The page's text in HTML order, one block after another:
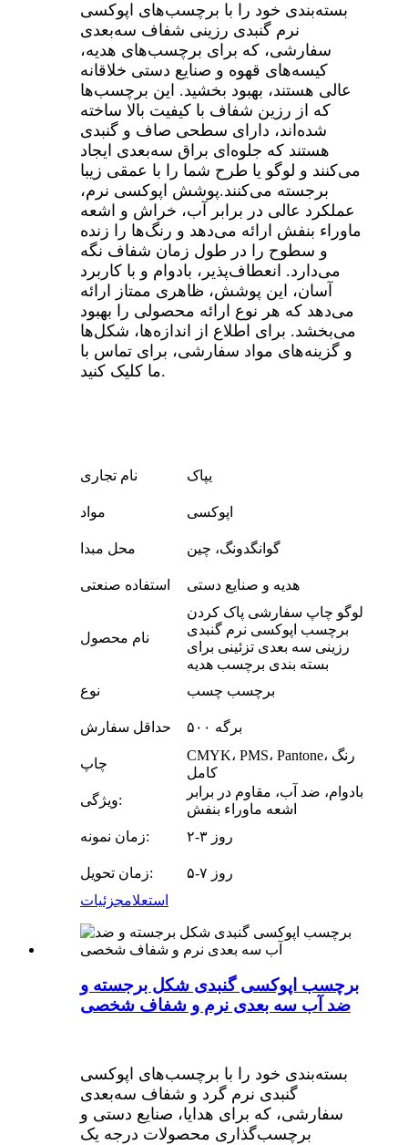
بسته‌بندی خود را با برچسب‌های اپوکسی
نرم گنبدی رزینی شفاف سه‌بعدی
سفارشی، که برای برچسب‌های هدیه،
کیسه‌های قهوه و صنایع دستی خلاقانه
عالی هستند، بهبود بخشید. این برچسب‌ها
که از رزین شفاف با کیفیت بالا ساخته
شده‌اند، دارای سطحی صاف و گنبدی
هستند که جلوه‌ای براق سه‌بعدی ایجاد
می‌کنند و لوگو یا طرح شما را با عمقی زیبا
برجسته می‌کنند.پوشش اپوکسی نرم،
عملکرد عالی در برابر آب، خراش و اشعه
ماوراء بنفش ارائه می‌دهد و رنگ‌ها را زنده
و سطوح را در طول زمان شفاف نگه
می‌دارد. انعطاف‌پذیر، بادوام و با کاربرد
آسان، این پوشش، ظاهری ممتاز ارائه
می‌دهد که هر نوع ارائه محصولی را بهبود
می‌بخشد. برای اطلاع از اندازه‌ها، شکل‌ها
و گزینه‌های مواد سفارشی، برای تماس با
ما کلیک کنید.
نام تجاری یپاک
مواد اپوکسی
محل مبدا گوانگدونگ، چین
استفاده صنعتی هدیه و صنایع دستی
نام محصول
لوگو چاپ سفارشی پاک کردن
برچسب اپوکسی نرم گنبدی
رزینی سه بعدی تزئینی برای
بسته بندی برچسب هدیه
نوع
برچسب چسب
حداقل سفارش ۵۰۰ برگه
چاپ
CMYK، PMS، Pantone، رنگ
کامل
ویژگی:
بادوام، ضد آب، مقاوم در برابر
اشعه ماوراء بنفش
زمان نمونه:
۲-۳ روز
زمان تحویل:
۵-۷ روز
استعلامجزئیات
برچسب اپوکسی گنبدی شکل برجسته و
ضد آب سه بعدی نرم و شفاف شخصی
بسته‌بندی خود را با برچسب‌های اپوکسی
گنبدی نرم گرد و شفاف سه‌بعدی
سفارشی، که برای هدایا، صنایع دستی و
برچسب‌گذاری محصولات درجه یک